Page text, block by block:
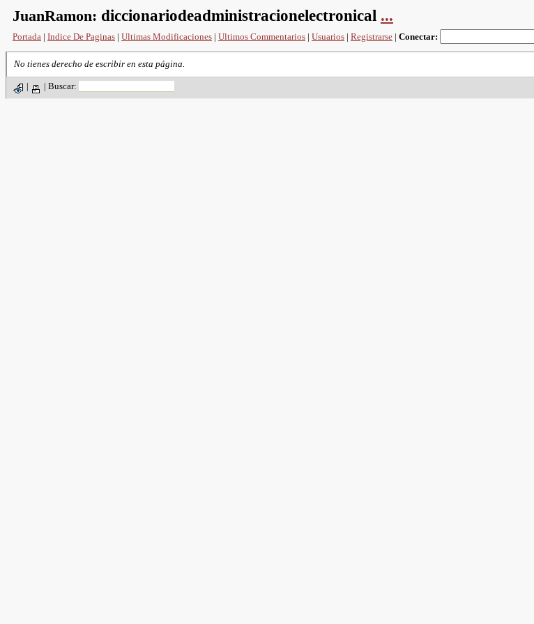
JuanRamon: diccionariodeadministracionelectronical ...
Portada | Indice De Paginas | Ultimas Modificaciones | Ultimos Commentarios | Usuarios | Registrarse | Conectar:
No tienes derecho de escribir en esta página.
| | Buscar: